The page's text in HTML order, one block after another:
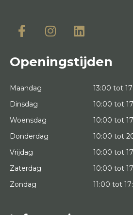
Openingstijden
Maandag
13:00 tot
Dinsdag
10:00 tot
Woensdag
10:00 tot
Donderdag
10:00 tot
Vrijdag
10:00 tot
Zaterdag
10:00 tot
Zondag
11:00 tot